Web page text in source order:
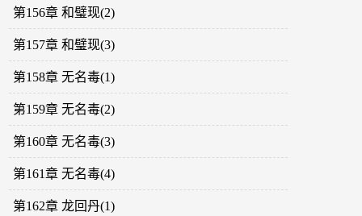
第156章 和璧现(2)
第157章 和璧现(3)
第158章 无名毒(1)
第159章 无名毒(2)
第160章 无名毒(3)
第161章 无名毒(4)
第162章 龙回丹(1)